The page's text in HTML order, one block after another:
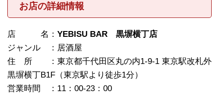
お店の詳細情報
店 名： YEBISU BAR 黒塀横丁店
ジャンル ：居酒屋
住 所 ：東京都千代田区丸の内1-9-1 東京駅改札外
黒塀横丁B1F（東京駅より徒歩1分）
営業時間 ：11：00-23：00